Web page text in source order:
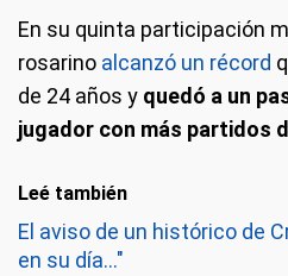
En su quinta participación
rosarino alcanzó un récord
de 24 años y quedó a un
jugador con más partidos
Leé también
El aviso de un histórico de
en su día..."